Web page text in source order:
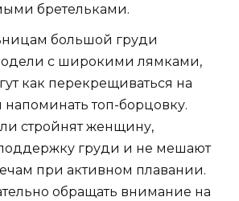
бретельками.
большой груди
с широкими лямками,
как перекрещиваться на
напоминать топ-борцовку.
стройнят женщину,
груди и не мешают
при активном плавании.
обращать внимание на